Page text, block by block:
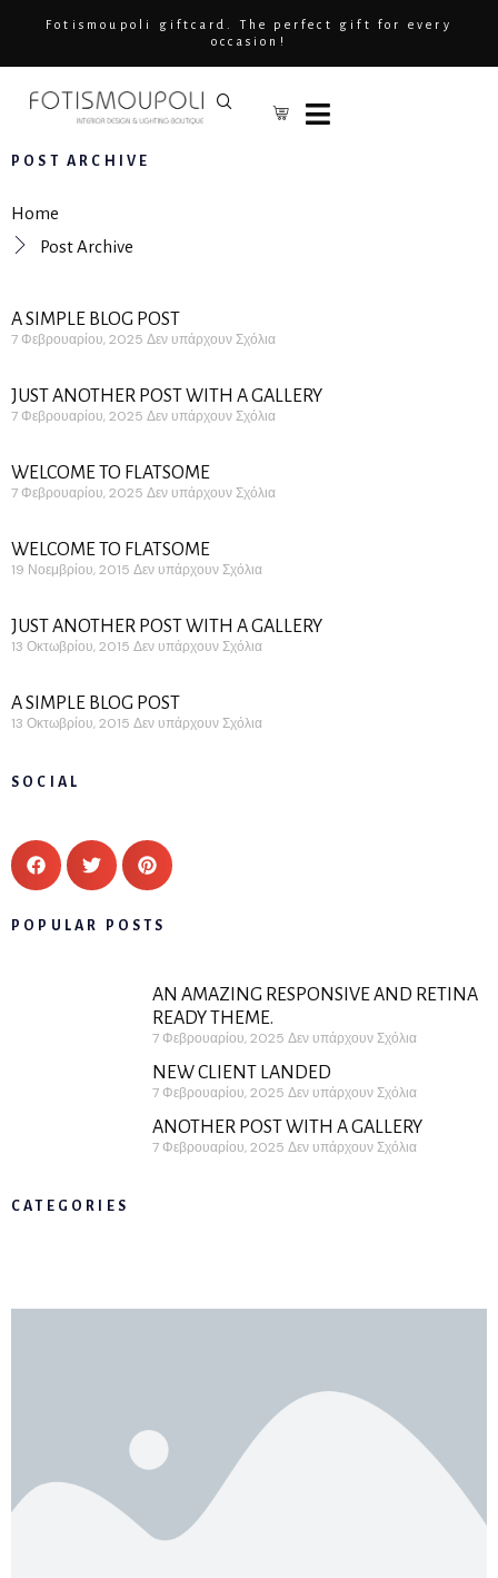
Fotismoupoli giftcard. The perfect gift for every
occasion!
POST ARCHIVE
Home
Post Archive
A SIMPLE BLOG POST
7 Φεβρουαρίου, 2025 Δεν υπάρχουν Σχόλια
JUST ANOTHER POST WITH A GALLERY
7 Φεβρουαρίου, 2025 Δεν υπάρχουν Σχόλια
WELCOME TO FLATSOME
7 Φεβρουαρίου, 2025 Δεν υπάρχουν Σχόλια
WELCOME TO FLATSOME
19 Νοεμβρίου, 2015 Δεν υπάρχουν Σχόλια
JUST ANOTHER POST WITH A GALLERY
13 Οκτωβρίου, 2015 Δεν υπάρχουν Σχόλια
A SIMPLE BLOG POST
13 Οκτωβρίου, 2015 Δεν υπάρχουν Σχόλια
SOCIAL
POPULAR POSTS
AN AMAZING RESPONSIVE AND RETINA
READY THEME.
7 Φεβρουαρίου, 2025 Δεν υπάρχουν Σχόλια
NEW CLIENT LANDED
7 Φεβρουαρίου, 2025 Δεν υπάρχουν Σχόλια
ANOTHER POST WITH A GALLERY
7 Φεβρουαρίου, 2025 Δεν υπάρχουν Σχόλια
CATEGORIES